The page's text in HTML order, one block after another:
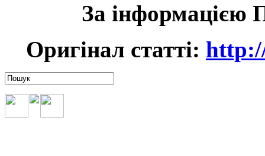
За інформацією
Оригінал статті: